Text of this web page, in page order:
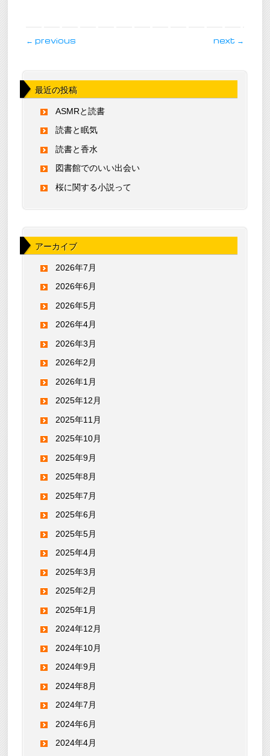
post navigation
← previous next →
最近の投稿
ASMRと読書
読書と眠気
読書と香水
図書館でのいい出会い
桜に関する小説って
アーカイブ
2026年7月
2026年6月
2026年5月
2026年4月
2026年3月
2026年2月
2026年1月
2025年12月
2025年11月
2025年10月
2025年9月
2025年8月
2025年7月
2025年6月
2025年5月
2025年4月
2025年3月
2025年2月
2025年1月
2024年12月
2024年10月
2024年9月
2024年8月
2024年7月
2024年6月
2024年4月